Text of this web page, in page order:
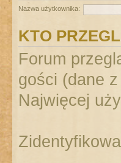
Nazwa użytkownika:
KTO
Forum
gości (dane
Najwięcej